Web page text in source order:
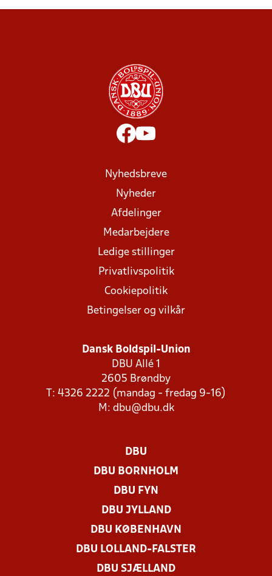
Nyhedsbreve
Nyheder
Afdelinger
Medarbejdere
Ledige stillinger
Privatlivspolitik
Cookiepolitik
Betingelser og vilkår
Dansk Boldspil-Union
DBU Allé 1
2605 Brøndby
T: 4326 2222 (mandag - fredag 9-16)
M: dbu@dbu.dk
DBU
DBU BORNHOLM
DBU FYN
DBU JYLLAND
DBU KØBENHAVN
DBU LOLLAND-FALSTER
DBU SJÆLLAND